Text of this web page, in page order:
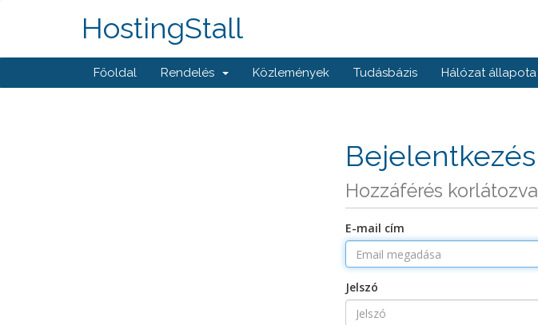
HostingStall
Főoldal Rendelés Közlemények Tudásbázis Hálózat állapota
Bejelentkezés
Hozzáférés korlátozva
E-mail cím
Jelszó